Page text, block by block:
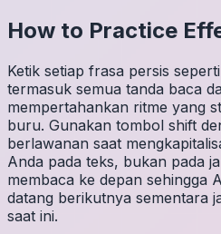
How to Practice
Ketik setiap frasa persis
termasuk semua tanda baca
mempertahankan ritme yang
buru. Gunakan tombol shift
berlawanan saat
Anda pada teks, bukan pada
membaca ke depan sehingga
datang berikutnya sementara
saat ini.